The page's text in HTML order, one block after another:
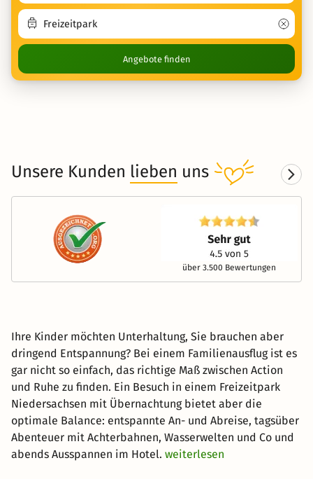
Angebote finden
Unsere Kunden lieben uns
über 3.500 Bewertungen
Ihre Kinder möchten Unterhaltung, Sie brauchen aber
dringend Entspannung? Bei einem Familienausflug ist es
gar nicht so einfach, das richtige Maß zwischen Action
und Ruhe zu finden. Ein Besuch in einem Freizeitpark
Niedersachsen mit Übernachtung bietet aber die
optimale Balance: entspannte An- und Abreise, tagsüber
Abenteuer mit Achterbahnen, Wasserwelten und Co und
abends Ausspannen im Hotel. weiterlesen